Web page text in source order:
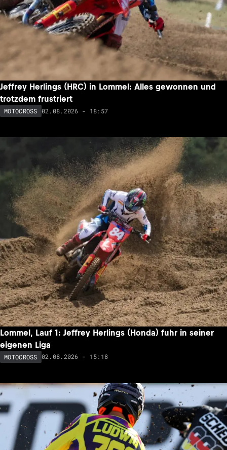
Jeffrey Herlings (HRC) in Lommel: Alles gewonnen und
trotzdem frustriert
MOTOCROSS 02.08.2026 - 18:57
Lommel, Lauf 1: Jeffrey Herlings (Honda) fuhr in seiner
eigenen Liga
MOTOCROSS 02.08.2026 - 15:18